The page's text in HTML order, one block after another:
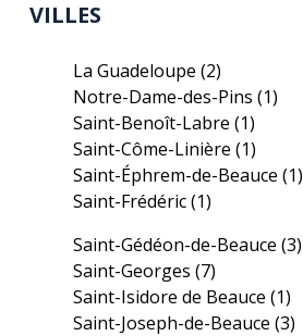
VILLES
La Guadeloupe(2)
Notre-Dame-des-Pins(1)
Saint-Benoît-Labre(1)
Saint-Côme-Linière(1)
Saint-Éphrem-de-Beauce(1)
Saint-Frédéric(1)
Saint-Gédéon-de-Beauce(3)
Saint-Georges(7)
Saint-Isidore de Beauce(1)
Saint-Joseph-de-Beauce(3)